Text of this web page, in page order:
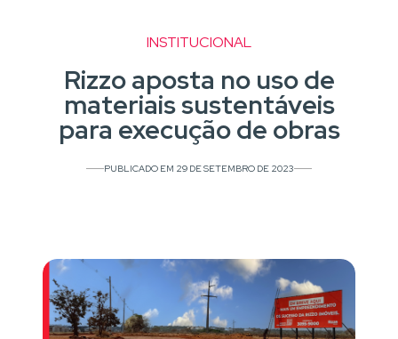
INSTITUCIONAL
Rizzo aposta no uso de
materiais sustentáveis
para execução de obras
PUBLICADO EM 29 DE SETEMBRO DE 2023